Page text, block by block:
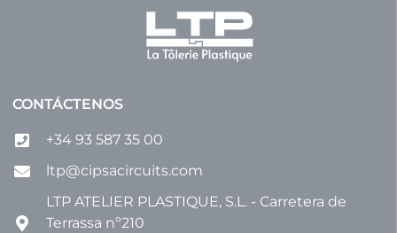
CONTÁCTENOS
+34 93 587 35 00
ltp@cipsacircuits.com
LTP ATELIER PLASTIQUE, S.L. - Carretera de
Terrassa nº210